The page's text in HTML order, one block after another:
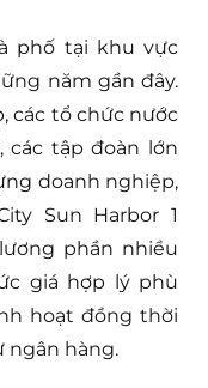
phố tại khu vực
năm gần đây.
các tổ chức nước
các tập đoàn lớn
doanh nghiệp,
Sun Harbor 1
phần nhiều
giá hợp lý phù
hoạt đồng thời
ngân hàng.